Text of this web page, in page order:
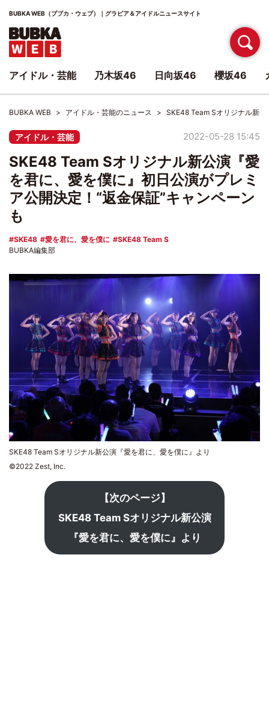
BUBKA WEB（ブブカ・ウェブ）｜グラビア＆アイドルニュースサイト
BUBKA WEB アイドル・芸能のニュース SKE48 Team Sオリジナル新
アイドル・芸能 2022-05-28 15:45
SKE48 Team Sオリジナル新公演『愛
を君に、愛を僕に』初日公演がプレミ
ア公開決定！“返金保証”キャンペーン
も
SKE48 愛を君に、愛を僕に
SKE48 Team S
BUBKA編集部
SKE48 Team Sオリジナル新公演『愛を君に、愛を僕に』より
©2022 Zest, Inc.
【次のページ】
SKE48 Team Sオリジナル新公演
『愛を君に、愛を僕に』より
アイドル・芸能 乃木坂46 日向坂46 櫻坂46